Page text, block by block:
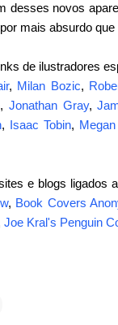
desses novos
mais absurdo
de ilustradores
, Milan Bozic,
, Jonathan Gray,
, Isaac Tobin,
e blogs ligados
, Book Covers
Joe Kral's Penguin